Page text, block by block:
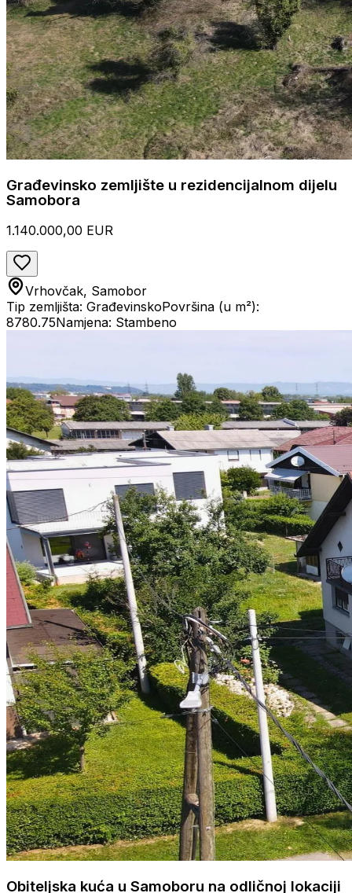
Građevinsko zemljište u rezidencijalnom dijelu
Samobora
1.140.000,00 EUR
Vrhovčak, Samobor
Tip zemljišta: GrađevinskoPovršina (u m²):
8780.75Namjena: Stambeno
Obiteljska kuća u Samoboru na odličnoj lokaciji